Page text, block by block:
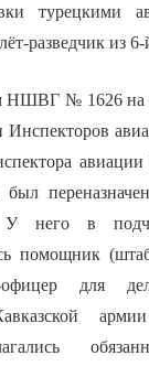
турецкими
разведчик из
НШВГ № 1626 на
Инспекторов
авиации
У него в
помощник
для